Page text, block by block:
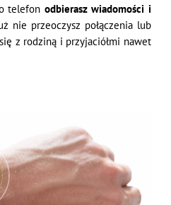
telefon odbierasz wiadomości i
nie przeoczysz połączenia lub
z rodziną i przyjaciółmi nawet